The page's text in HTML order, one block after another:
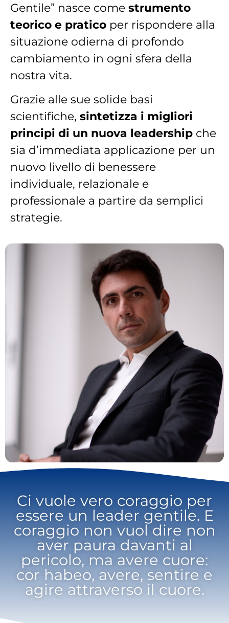
Gentile” nasce come strumento
teorico e pratico per rispondere alla
situazione odierna di profondo
cambiamento in ogni sfera della
nostra vita.
Grazie alle sue solide basi
scientifiche, sintetizza i migliori
principi di un nuova leadership che
sia d’immediata applicazione per un
nuovo livello di benessere
individuale, relazionale e
professionale a partire da semplici
strategie.
Ci vuole vero coraggio per
essere un leader gentile. E
coraggio non vuol dire non
aver paura davanti al
pericolo, ma avere cuore:
cor habeo, avere, sentire e
agire attraverso il cuore.